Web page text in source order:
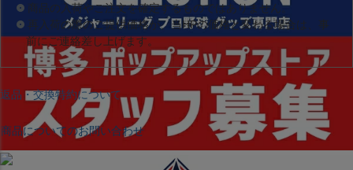
商品の入荷やご注文を確定するものではありません。
再入荷の際のご提供価格が、当HPの価格と変わる場合は、事
前にご連絡差し上げます。
返品・交換特約について
商品についてのお問い合わせ